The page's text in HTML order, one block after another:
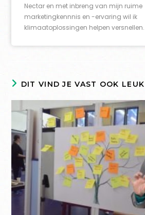
Nectar en met inbreng van mijn ruime
marketingkennnis en -ervaring wil ik
klimaatoplossingen helpen versnellen.
DIT VIND JE VAST OOK LEUK